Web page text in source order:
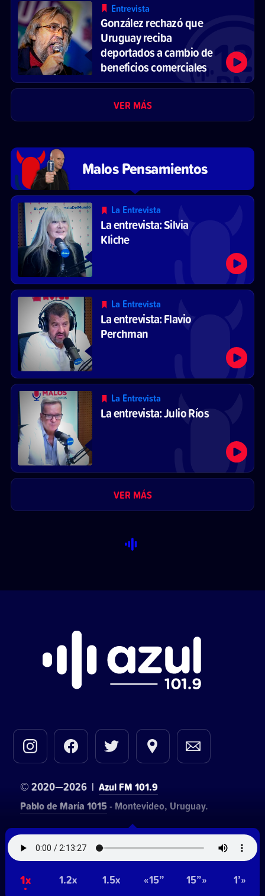
1x 1.2x 1.5x «15” 15”» 1’»
Entrevista
González rechazó que
Uruguay reciba
deportados a cambio de
beneficios comerciales
VER MÁS
Malos Pensamientos
La Entrevista
La entrevista: Silvia
Kliche
La Entrevista
La entrevista: Flavio
Perchman
La Entrevista
La entrevista: Julio Ríos
VER MÁS
© 2020—2026 | Azul FM 101.9
Pablo de María 1015- Montevideo, Uruguay.
Contacto comercial:Walter Lapachian• Hosting:
NetUy
Privacidad~Términos y condiciones